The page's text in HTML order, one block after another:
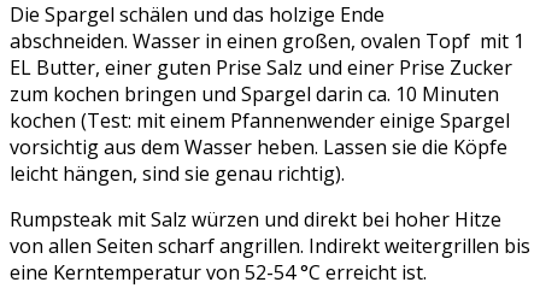
Die Spargel schälen und das holzige Ende
abschneiden. Wasser in einen großen, ovalen Topf mit 1
EL Butter, einer guten Prise Salz und einer Prise Zucker
zum kochen bringen und Spargel darin ca. 10 Minuten
kochen (Test: mit einem Pfannenwender einige Spargel
vorsichtig aus dem Wasser heben. Lassen sie die Köpfe
leicht hängen, sind sie genau richtig).
Rumpsteak mit Salz würzen und direkt bei hoher Hitze
von allen Seiten scharf angrillen. Indirekt weitergrillen bis
eine Kerntemperatur von 52-54 °C erreicht ist.